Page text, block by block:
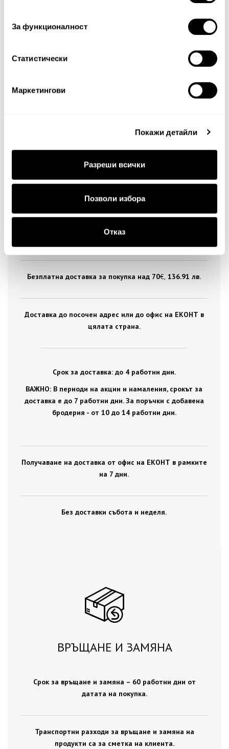
За функционалност
Статистически
Маркетингови
Покажи детайли
Разреши всички
Позволи избора
Отказ
ДОСТАВКА
Стандартна доставка на цена от 5
Безплатна доставка за покупка над 70€ , 136.91 лв.
Доставка до посочен адрес или до офис на ЕКОНТ в
цялата страна.
Срок за доставка: до 4 работни дни.
ВАЖНО: В периоди на акции и намаления, срокът за
доставка е до 7 работни дни. За поръчки с добавена
бродерия - от 10 до 14 работни дни.
Получаване на доставка от офис на ЕКОНТ в рамките
на 7 дни.
Без доставки събота и неделя.
ВРЪЩАНЕ И ЗАМЯНА
Срок за връщане и замяна – 60 работни дни от
датата на покупка.
Транспортни разходи за връщане и замяна на
продукти са за сметка на клиента.